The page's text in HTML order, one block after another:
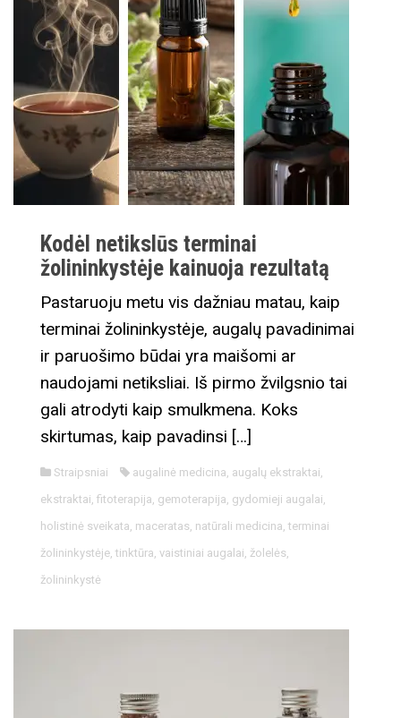
Kodėl netikslūs terminai
žolininkystėje kainuoja rezultatą
Pastaruoju metu vis dažniau matau, kaip
terminai žolininkystėje, augalų pavadinimai
ir paruošimo būdai yra maišomi ar
naudojami netiksliai. Iš pirmo žvilgsnio tai
gali atrodyti kaip smulkmena. Koks
skirtumas, kaip pavadinsi […]
Straipsniai augalinė medicina, augalų ekstraktai,
ekstraktai, fitoterapija, gemoterapija, gydomieji augalai,
holistinė sveikata, maceratas, natūrali medicina, terminai
žolininkystėje, tinktūra, vaistiniai augalai, žolelės,
žolininkystė